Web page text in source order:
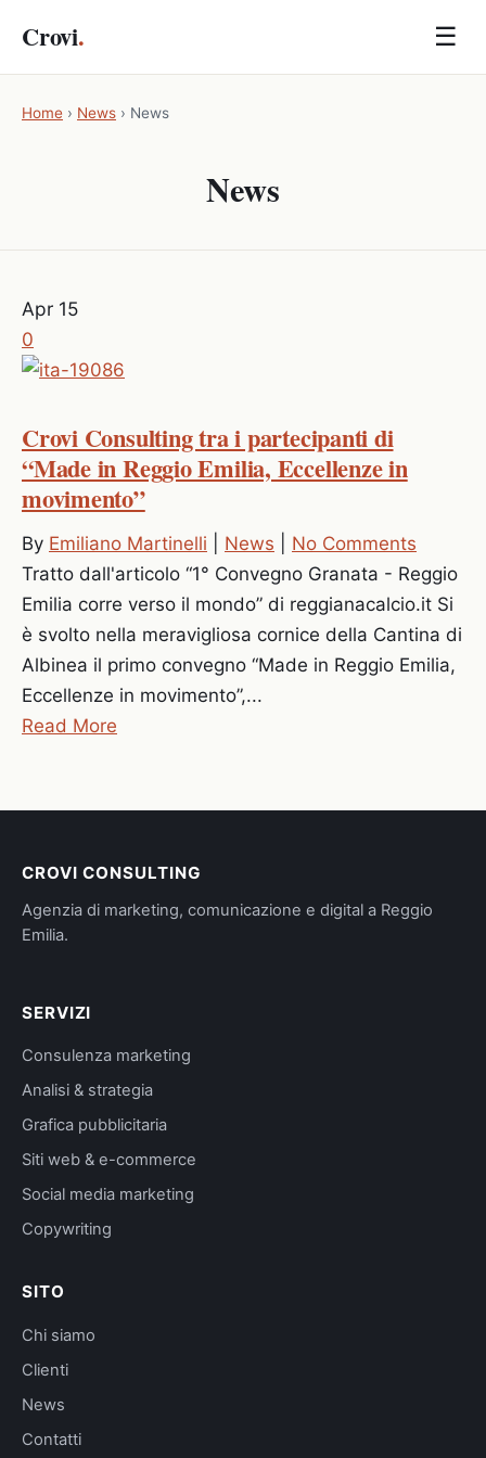
Crovi. ☰
Home › News › News
News
Apr 15
0
Crovi Consulting tra i partecipanti di
“Made in Reggio Emilia, Eccellenze in
movimento”
By Emiliano Martinelli News
No Comments
Tratto dall'articolo “1° Convegno Granata - Reggio
Emilia corre verso il mondo” di reggianacalcio.it Si
è svolto nella meravigliosa cornice della Cantina di
Albinea il primo convegno “Made in Reggio Emilia,
Eccellenze in movimento”,...
Read More
CROVI CONSULTING
Agenzia di marketing, comunicazione e digital a Reggio
Emilia.
SERVIZI
Consulenza marketing
Analisi & strategia
Grafica pubblicitaria
Siti web & e-commerce
Social media marketing
Copywriting
SITO
Chi siamo
Clienti
News
Contatti